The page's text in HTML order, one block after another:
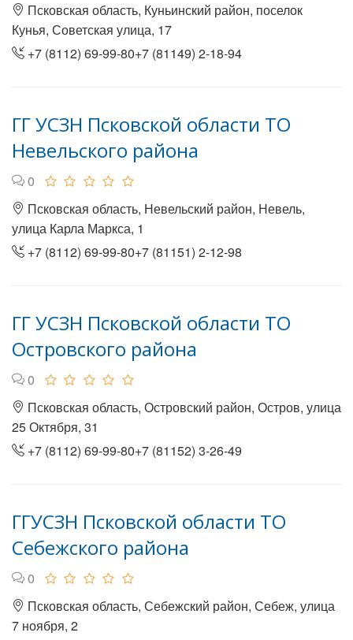
Псковская область, Куньинский район, поселок
Кунья, Советская улица, 17
+7 (8112) 69-99-80+7 (81149) 2-18-94
ГГ УСЗН Псковской области ТО
Невельского района
0
Псковская область, Невельский район, Невель,
улица Карла Маркса, 1
+7 (8112) 69-99-80+7 (81151) 2-12-98
ГГ УСЗН Псковской области ТО
Островского района
0
Псковская область, Островский район, Остров, улица
25 Октября, 31
+7 (8112) 69-99-80+7 (81152) 3-26-49
ГГУСЗН Псковской области ТО
Себежского района
0
Псковская область, Себежский район, Себеж, улица
7 ноября, 2